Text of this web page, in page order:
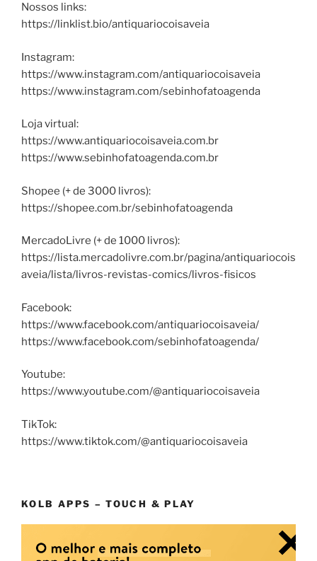
Nossos links:
https://linklist.bio/antiquariocoisaveia
Instagram:
https://www.instagram.com/antiquariocoisaveia
https://www.instagram.com/sebinhofatoagenda
Loja virtual:
https://www.antiquariocoisaveia.com.br
https://www.sebinhofatoagenda.com.br
Shopee (+ de 3000 livros):
https://shopee.com.br/sebinhofatoagenda
MercadoLivre (+ de 1000 livros):
https://lista.mercadolivre.com.br/pagina/antiquariocois
aveia/lista/livros-revistas-comics/livros-fisicos
Facebook:
https://www.facebook.com/antiquariocoisaveia/
https://www.facebook.com/sebinhofatoagenda/
Youtube:
https://www.youtube.com/@antiquariocoisaveia
TikTok:
https://www.tiktok.com/@antiquariocoisaveia
KOLB APPS – TOUCH & PLAY